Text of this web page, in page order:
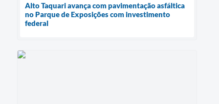
Alto Taquari avança com pavimentação asfáltica
no Parque de Exposições com investimento
federal